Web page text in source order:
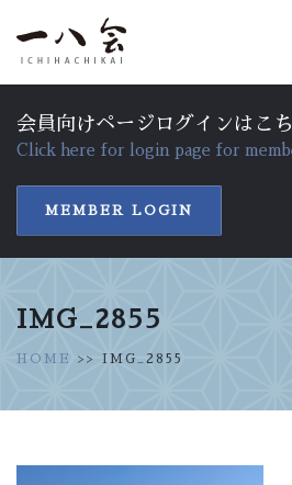
会員向けページログインはこち
Click here for login page for
MEMBER LOGIN
IMG_2855
HOME >> IMG_2855